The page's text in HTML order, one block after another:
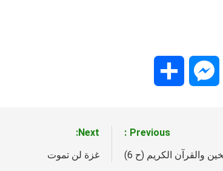
Messenger
Previous:
والقرآن الكريم (ح 6)
Next:
غزة لن تموت